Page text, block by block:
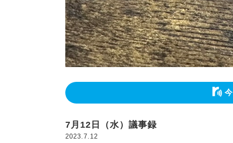
7月12日（水）議事録
2023.7.12